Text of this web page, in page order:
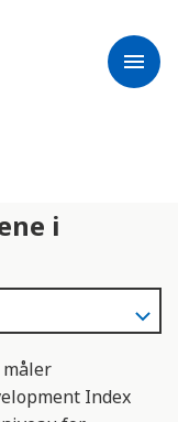
menu
i
måler
Index